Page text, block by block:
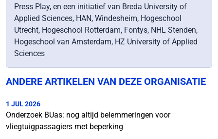
Press Play, en een initiatief van Breda University of
Applied Sciences, HAN, Windesheim, Hogeschool
Utrecht, Hogeschool Rotterdam, Fontys, NHL Stenden,
Hogeschool van Amsterdam, HZ University of Applied
Sciences
ANDERE ARTIKELEN VAN DEZE ORGANISATIE
1 JUL 2026
Onderzoek BUas: nog altijd belemmeringen voor
vliegtuigpassagiers met beperking